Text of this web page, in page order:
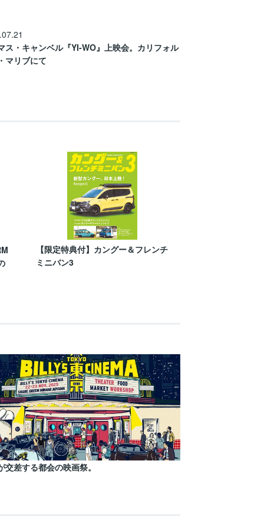
ス・キャンベル『YI-WO』上映会。カリフォル
マリブにて
【限定特典付】カングー＆フレンチ
ミニバン3
交差する都会の映画祭。